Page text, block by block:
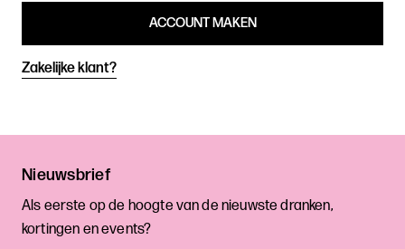
ACCOUNT MAKEN
Zakelijke klant?
Nieuwsbrief
Als eerste op de hoogte van de nieuwste dranken,
kortingen en events?